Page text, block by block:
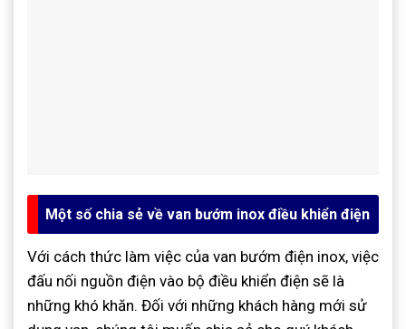
Một số chia sẻ về van bướm inox điều khiển điện
Với cách thức làm việc của van bướm điện inox, việc
đấu nối nguồn điện vào bộ điều khiển điện sẽ là
những khó khăn. Đối với những khách hàng mới sử